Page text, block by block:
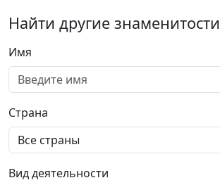
Найти другие знаменитости
Имя
Страна
Вид деятельности